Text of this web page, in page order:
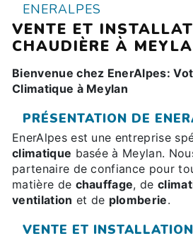
ENERALPES
VENTE ET
CHAUDIÈRE À
Bienvenue chez EnerAlpes:
Climatique à Meylan
PRÉSENTATION DE
EnerAlpes est une entreprise
climatique basée à Meylan.
partenaire de confiance pour
matière de chauffage, de
ventilation et de plomberie.
VENTE ET